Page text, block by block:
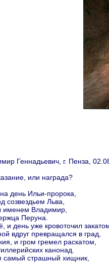
Геннадьевич, г. Пенза,
или награда?
день Ильи-пророка,
созвездьем Льва,
именем Владимир,
Перуна.
и день уже кровоточил
вдруг превращался в град,
и гром гремел раскатом,
канонад.
самый страшный хищник,